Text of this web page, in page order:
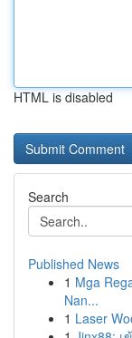
HTML is disabled
Search
Published News
1 Mga
Nan...
1 Laser